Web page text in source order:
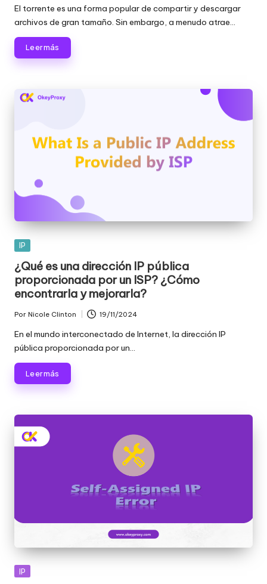
por
El torrente es una forma popular de compartir y descargar
archivos de gran tamaño. Sin embargo, a menudo atrae...
Leer más
Publicada
IP
¿Qué es una dirección IP pública
proporcionada por un ISP? ¿Cómo
encontrarla y mejorarla?
Publicado
por
Por Nicole Clinton 19/11/2024
En el mundo interconectado de Internet, la dirección IP
pública proporcionada por un...
Leer más
Publicada
IP